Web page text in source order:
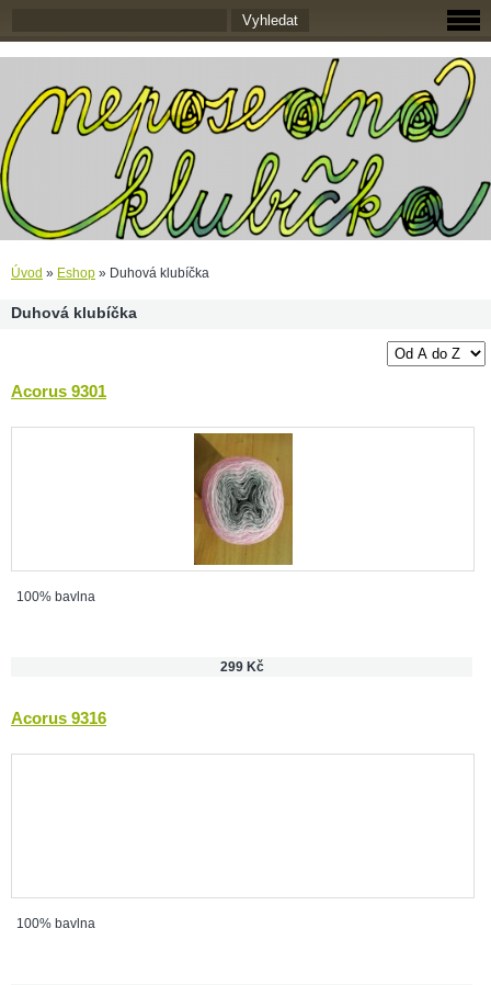
Úvod » Eshop » Duhová klubíčka
Duhová klubíčka
Acorus 9301
100% bavlna
299 Kč
Acorus 9316
100% bavlna